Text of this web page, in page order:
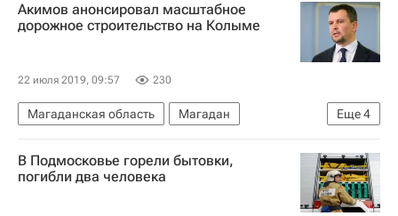
Новая Москва
Инфраструктура
Акимов анонсировал масштабное
дорожное строительство на Колыме
22 июля 2019, 09:57 230
Еще4
Магаданская область
Магадан
Максим Акимов
Строительство
Инфраструктура
Дороги
В Подмосковье горели бытовки,
погибли два человека